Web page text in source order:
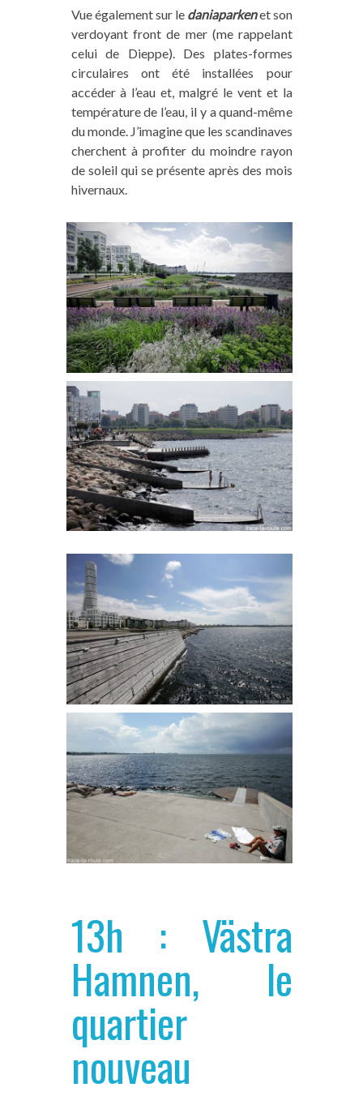
Vue également sur le daniaparkenet son
verdoyant front de mer (me rappelant
celui de Dieppe). Des plates-formes
circulaires ont été installées pour
accéder à l’eau et, malgré le vent et la
température de l’eau, il y a quand-même
du monde. J’imagine que les scandinaves
cherchent à profiter du moindre rayon
de soleil qui se présente après des mois
hivernaux.
13h : Västra
Hamnen, le
quartier
nouveau